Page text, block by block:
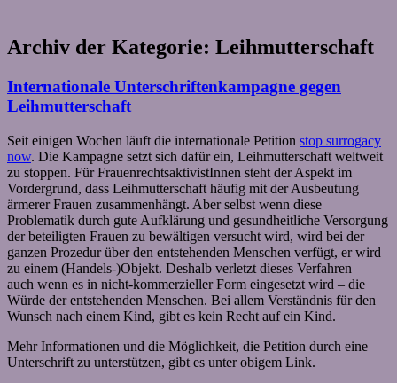
Archiv der Kategorie: Leihmutterschaft
Internationale Unterschriftenkampagne gegen
Leihmutterschaft
Seit einigen Wochen läuft die internationale Petition stop surrogacy
now. Die Kampagne setzt sich dafür ein, Leihmutterschaft weltweit
zu stoppen. Für FrauenrechtsaktivistInnen steht der Aspekt im
Vordergrund, dass Leihmutterschaft häufig mit der Ausbeutung
ärmerer Frauen zusammenhängt. Aber selbst wenn diese
Problematik durch gute Aufklärung und gesundheitliche Versorgung
der beteiligten Frauen zu bewältigen versucht wird, wird bei der
ganzen Prozedur über den entstehenden Menschen verfügt, er wird
zu einem (Handels-)Objekt. Deshalb verletzt dieses Verfahren –
auch wenn es in nicht-kommerzieller Form eingesetzt wird – die
Würde der entstehenden Menschen. Bei allem Verständnis für den
Wunsch nach einem Kind, gibt es kein Recht auf ein Kind.
Mehr Informationen und die Möglichkeit, die Petition durch eine
Unterschrift zu unterstützen, gibt es unter obigem Link.